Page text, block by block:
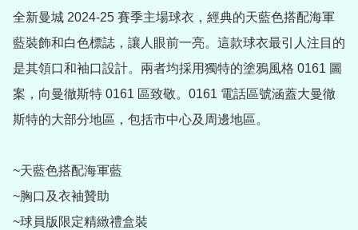
全新曼城 2024-25 賽季主場球衣，經典的天藍色搭配海軍
藍裝飾和白色標誌，讓人眼前一亮。這款球衣最引人注目的
是其領口和袖口設計。兩者均採用獨特的塗鴉風格 0161 圖
案，向曼徹斯特 0161 區致敬。0161 電話區號涵蓋大曼徹
斯特的大部分地區，包括市中心及周邊地區。
~天藍色搭配海軍藍
~胸口及衣袖贊助
~球員版限定精緻禮盒裝